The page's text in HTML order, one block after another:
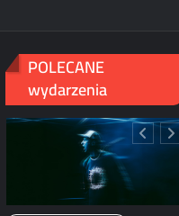
POLECANE
wydarzenia